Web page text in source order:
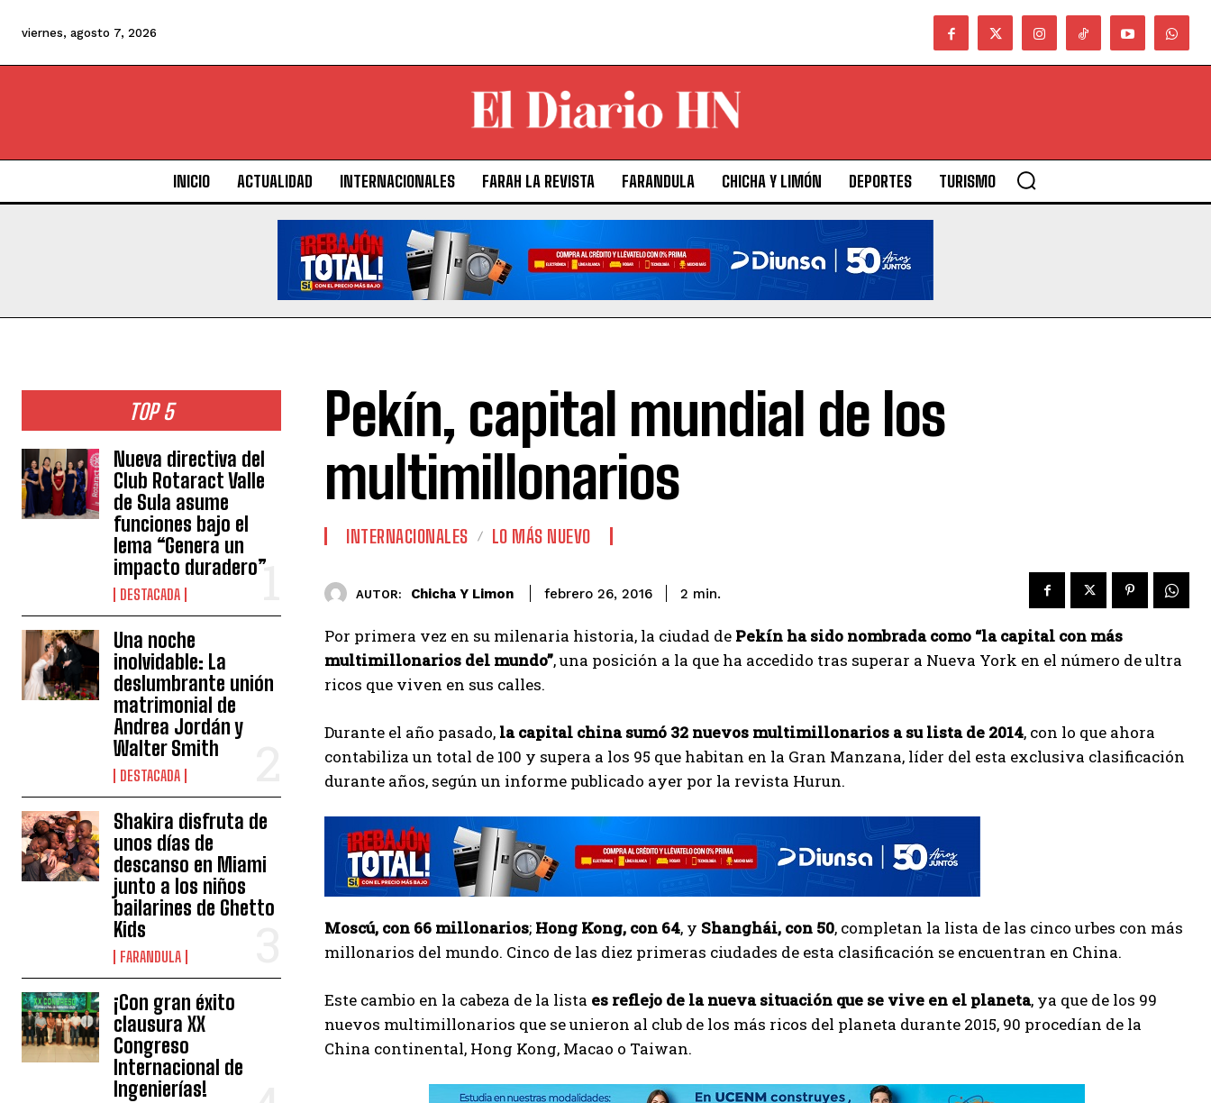
viernes, agosto 7, 2026
INICIO ACTUALIDAD INTERNACIONALES FARAH LA REVISTA FARANDULA CHICHA Y LIMÓN DEPORTES TURISMO
TOP 5
Nueva directiva del
Club Rotaract Valle
de Sula asume
funciones bajo el
lema “Genera un
impacto duradero”
DESTACADA
Una noche
inolvidable: La
deslumbrante unión
matrimonial de
Andrea Jordán y
Walter Smith
DESTACADA
Shakira disfruta de
unos días de
descanso en Miami
junto a los niños
bailarines de Ghetto
Kids
FARANDULA
¡Con gran éxito
clausura XX
Congreso
Internacional de
Ingenierías!
Pekín, capital mundial de los
multimillonarios
INTERNACIONALES LO MÁS NUEVO
AUTOR: Chicha Y Limon febrero 26, 2016 2 min.
Por primera vez en su milenaria historia, la ciudad de Pekín ha sido nombrada como “la capital con más
multimillonarios del mundo”, una posición a la que ha accedido tras superar a Nueva York en el número de ultra
ricos que viven en sus calles.
Durante el año pasado, la capital china sumó 32 nuevos multimillonarios a su lista de 2014, con lo que ahora
contabiliza un total de 100 y supera a los 95 que habitan en la Gran Manzana, líder del esta exclusiva clasificación
durante años, según un informe publicado ayer por la revista Hurun.
Moscú, con 66 millonarios; Hong Kong, con 64, y Shanghái, con 50, completan la lista de las cinco urbes con más
millonarios del mundo. Cinco de las diez primeras ciudades de esta clasificación se encuentran en China.
Este cambio en la cabeza de la lista es reflejo de la nueva situación que se vive en el planeta, ya que de los 99
nuevos multimillonarios que se unieron al club de los más ricos del planeta durante 2015, 90 procedían de la
China continental, Hong Kong, Macao o Taiwan.